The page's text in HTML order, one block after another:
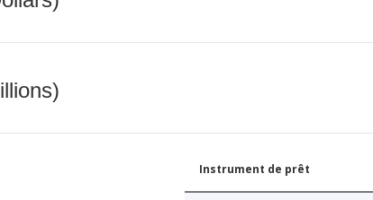
Instrument de prêt